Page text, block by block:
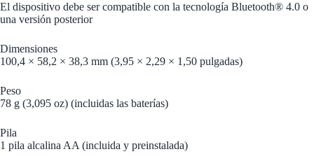
El dispositivo debe ser compatible con la tecnología Bluetooth® 4.0 o
una versión posterior
Dimensiones
100,4 × 58,2 × 38,3 mm (3,95 × 2,29 × 1,50 pulgadas)
Peso
78 g (3,095 oz) (incluidas las baterías)
Pila
1 pila alcalina AA (incluida y preinstalada)